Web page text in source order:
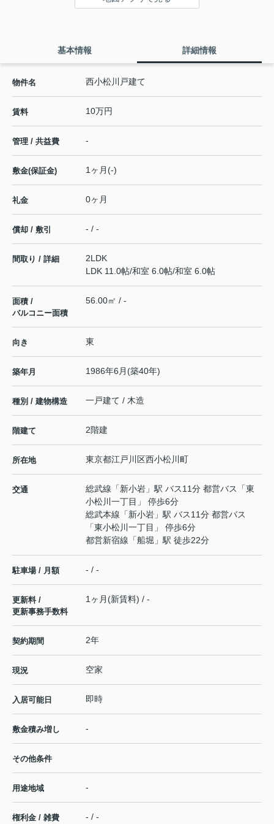
基本情報 詳細情報
物件名 西小松川戸建て
賃料 10万円
管理 / 共益費 -
敷金(保証金) 1ヶ月(-)
礼金 0ヶ月
償却 / 敷引 - / -
間取り / 詳細
2LDK
LDK 11.0帖/和室 6.0帖/和室 6.0帖
面積 /
バルコニー面積
56.00㎡ / -
向き 東
築年月 1986年6月(築40年)
種別 / 建物構造 一戸建て / 木造
階建て 2階建
所在地 東京都江戸川区西小松川町
交通 総武線 「新小岩 」駅 バス11分 都営バス「東
小松川一丁目」 停歩6分
総武本線 「新小岩 」駅 バス11分 都営バス
「東小松川一丁目」 停歩6分
都営新宿線 「船堀 」駅 徒歩22分
駐車場 / 月額 - / -
更新料 /
更新事務手数料
1ヶ月(新賃料) / -
契約期間 2年
現況 空家
入居可能日 即時
敷金積み増し -
その他条件
用途地域 -
権利金 / 雑費 - / -